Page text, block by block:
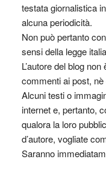
testata giornalistica
alcuna periodicità.
Non può pertanto
sensi della legge
L’autore del blog
commenti ai post,
Alcuni testi o
internet e, pertanto,
qualora la loro
d’autore, vogliate
Saranno